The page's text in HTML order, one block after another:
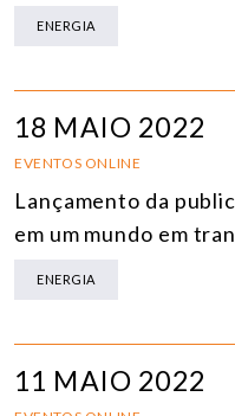
ENERGIA
18 MAIO 2022
EVENTOS ONLINE
Lançamento da
em um mundo em
ENERGIA
11 MAIO 2022